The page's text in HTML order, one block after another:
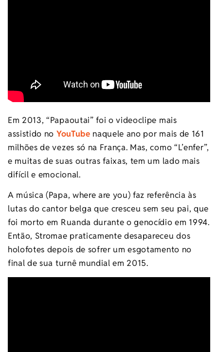
Em 2013, “Papaoutai” foi o videoclipe mais
assistido no YouTube naquele ano por mais de 161
milhões de vezes só na França. Mas, como “L’enfer”,
e muitas de suas outras faixas, tem um lado mais
difícil e emocional.
A música (Papa, where are you) faz referência às
lutas do cantor belga que cresceu sem seu pai, que
foi morto em Ruanda durante o genocídio em 1994.
Então, Stromae praticamente desapareceu dos
holofotes depois de sofrer um esgotamento no
final de sua turnê mundial em 2015.